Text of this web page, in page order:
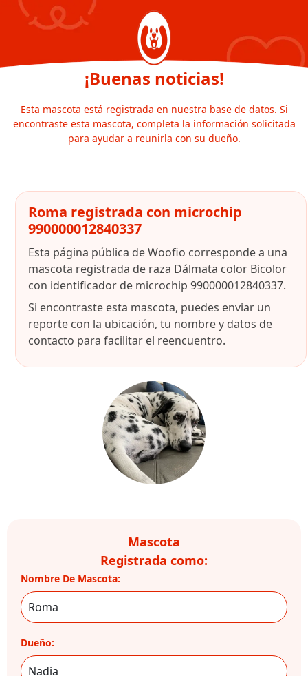
¡Buenas noticias!
Esta mascota está registrada en nuestra base de datos. Si
encontraste esta mascota, completa la información solicitada
para ayudar a reunirla con su dueño.
Roma registrada con microchip
990000012840337
Esta página pública de Woofio corresponde a una
mascota registrada de raza Dálmata color Bicolor
con identificador de microchip 990000012840337.
Si encontraste esta mascota, puedes enviar un
reporte con la ubicación, tu nombre y datos de
contacto para facilitar el reencuentro.
Mascota
Registrada como:
Nombre De Mascota:
Dueño: